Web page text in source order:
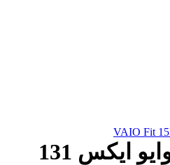
لپ تاپ سونی وایو ایکس 131